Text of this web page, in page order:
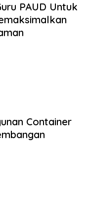
PAUD Untuk
Container